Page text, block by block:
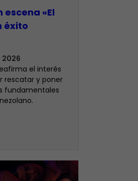
escena «El
éxito
2026
el interés
rescatar y poner
fundamentales